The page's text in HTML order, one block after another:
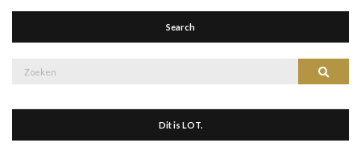
Search
Zoek
Dit is LOT.